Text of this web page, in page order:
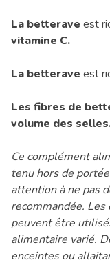
La betterave est
vitamine C.
La betterave est
Les fibres de
volume des
Ce complément
tenu hors de
attention à ne pas
recommandée.
peuvent être
alimentaire varié.
enceintes ou